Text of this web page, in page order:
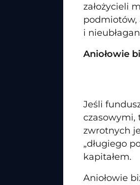
założycieli
podmiotów,
i
Aniołowie
Jeśli
czasowymi,
zwrotnych
„długiego
kapitałem.
Aniołowie